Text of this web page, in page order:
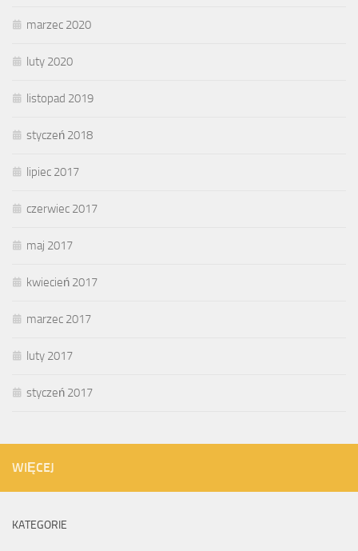
marzec 2020
luty 2020
listopad 2019
styczeń 2018
lipiec 2017
czerwiec 2017
maj 2017
kwiecień 2017
marzec 2017
luty 2017
styczeń 2017
WIĘCEJ
KATEGORIE